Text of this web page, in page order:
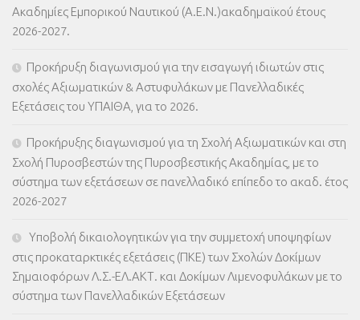
Ακαδημίες Εμπορικού Ναυτικού (Α.Ε.Ν.)ακαδημαϊκού έτους
2026-2027.
Προκήρυξη διαγωνισμού για την εισαγωγή ιδιωτών στις
σχολές Αξιωματικών & Αστυφυλάκων με Πανελλαδικές
Εξετάσεις του ΥΠΑΙΘΑ, για το 2026.
Προκήρυξης διαγωνισμού για τη Σχολή Αξιωματικών και στη
Σχολή Πυροσβεστών της Πυροσβεστικής Ακαδημίας, με το
σύστημα των εξετάσεων σε πανελλαδικό επίπεδο το ακαδ. έτος
2026-2027
Υποβολή δικαιολογητικών για την συμμετοχή υποψηφίων
στις προκαταρκτικές εξετάσεις (ΠΚΕ) των Σχολών Δοκίμων
Σημαιοφόρων Λ.Σ.-ΕΛ.ΑΚΤ. και Δοκίμων Λιμενοφυλάκων με το
σύστημα των Πανελλαδικών Εξετάσεων